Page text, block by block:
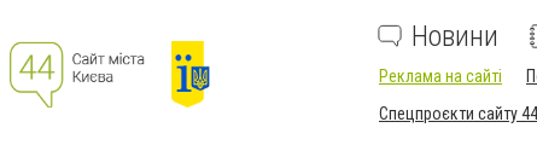
Новини
Реклама на сайті
Спецпроєкти сайту